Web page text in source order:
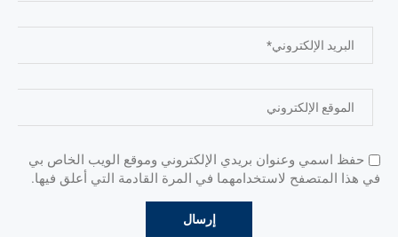
حفظ اسمي وعنوان بريدي الإلكتروني وموقع الويب الخاص بي
في هذا المتصفح لاستخدامهما في المرة القادمة التي أعلق فيها.